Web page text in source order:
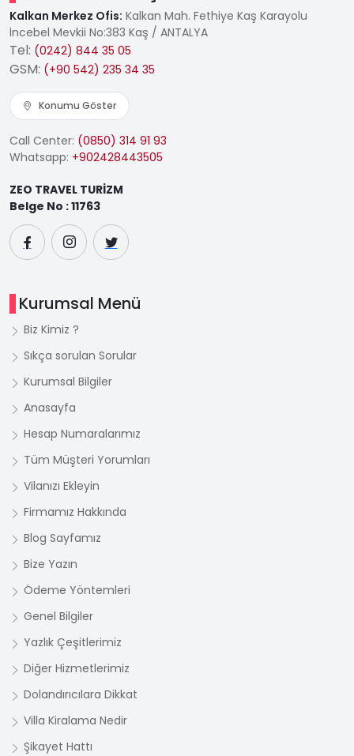
Kalkan Merkez Ofis: Kalkan Mah. Fethiye Kaş Karayolu
İncebel Mevkii No:383 Kaş / ANTALYA
Tel: (0242) 844 35 05
GSM: (+90 542) 235 34 35
Konumu Göster
Call Center: (0850) 314 91 93
Whatsapp: +902428443505
ZEO TRAVEL TURİZM
Belge No : 11763
Kurumsal Menü
Biz Kimiz ?
Sıkça sorulan Sorular
Kurumsal Bilgiler
Anasayfa
Hesap Numaralarımız
Tüm Müşteri Yorumları
Vilanızı Ekleyin
Firmamız Hakkında
Blog Sayfamız
Bize Yazın
Ödeme Yöntemleri
Genel Bilgiler
Yazlık Çeşitlerimiz
Diğer Hizmetlerimiz
Dolandırıcılara Dikkat
Villa Kiralama Nedir
Şikayet Hattı